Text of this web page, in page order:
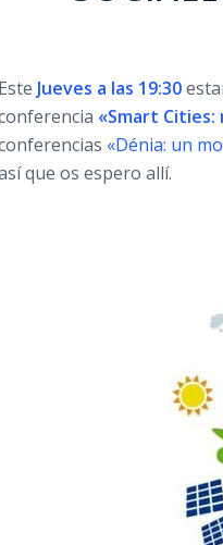
Este Jueves a las 19:30
«Smart Cities:
«Dénia: un
que os espero allí.